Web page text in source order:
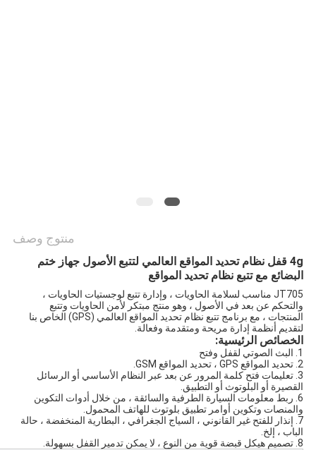
منتوج وصف
4g قفل نظام تحديد المواقع العالمي لتتبع الأصول جهاز ختم
البضائع مع تتبع نظام تحديد المواقع
JT705 مناسب لسلامة الحاويات ، وإدارة تتبع لوجستيات الحاويات ،
والتحكم عن بعد في الأصول ، وهو منتج مبتكر لأمن الحاويات وتتبع
المنتجات ، مع برنامج تتبع نظام تحديد المواقع العالمي (GPS) الخاص بنا
لتقديم أنظمة إدارة مريحة ومتقدمة وفعالة.
الخصائص الرئيسية:
1. البث الصوتي لقفل وفتح
2. تحديد المواقع GPS ، تحديد المواقع GSM.
3. تعليمات فتح كلمة المرور عن بعد عبر النظام الأساسي أو الرسائل
القصيرة أو البلوتوث أو التطبيق.
6. ربط معلومات السيارة الطرفية والسائقة ، من خلال أدوات التكوين
والمنصات وتكوين أوامر تطبيق بلوتوث للهاتف المحمول.
7. إنذار للفتح غير القانوني ، السياج الجغرافي ، البطارية المنخفضة ، حالة
الباب ، إلخ.
8. تصميم هيكل قبضة قوية من النوع ، لا يمكن تدمير القفل بسهولة.